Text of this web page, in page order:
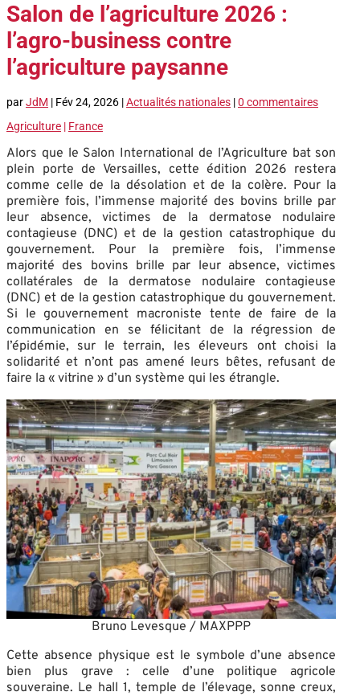
Salon de l’agriculture 2026 :
l’agro-business contre
l’agriculture paysanne
parJdM | Fév 24, 2026 |Actualités nationales |0 commentaires
Agriculture | France
Alors que le Salon International de l’Agriculture bat son
plein porte de Versailles, cette édition 2026 restera
comme celle de la désolation et de la colère. Pour la
première fois, l’immense majorité des bovins brille par
leur absence, victimes de la dermatose nodulaire
contagieuse (DNC) et de la gestion catastrophique du
gouvernement. Pour la première fois, l’immense
majorité des bovins brille par leur absence, victimes
collatérales de la dermatose nodulaire contagieuse
(DNC) et de la gestion catastrophique du gouvernement.
Si le gouvernement macroniste tente de faire de la
communication en se félicitant de la régression de
l’épidémie, sur le terrain, les éleveurs ont choisi la
solidarité et n’ont pas amené leurs bêtes, refusant de
faire la « vitrine » d’un système qui les étrangle.
Bruno Levesque / MAXPPP
Cette absence physique est le symbole d’une absence
bien plus grave : celle d’une politique agricole
souveraine. Le hall 1, temple de l’élevage, sonne creux,